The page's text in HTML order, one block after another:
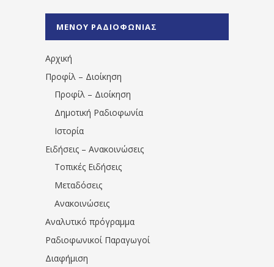
1531194763766854/" artist="" ]
ΜΕΝΟΥ ΡΑΔΙΟΦΩΝΙΑΣ
Αρχική
Προφίλ – Διοίκηση
Προφίλ – Διοίκηση
Δημοτική Ραδιοφωνία
Ιστορία
Ειδήσεις – Ανακοινώσεις
Τοπικές Ειδήσεις
Μεταδόσεις
Ανακοινώσεις
Αναλυτικό πρόγραμμα
Ραδιοφωνικοί Παραγωγοί
Διαφήμιση